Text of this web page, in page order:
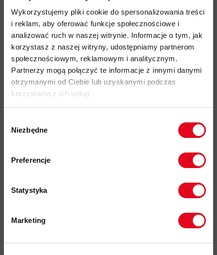
Wykorzystujemy pliki cookie do spersonalizowania treści
i reklam, aby oferować funkcje społecznościowe i
analizować ruch w naszej witrynie. Informacje o tym, jak
korzystasz z naszej witryny, udostępniamy partnerom
społecznościowym, reklamowym i analitycznym.
Partnerzy mogą połączyć te informacje z innymi danymi
otrzymanymi od Ciebie lub uzyskanymi podczas
korzystania z ich usług.
zgody
Niezbędne
Preferencje
Statystyka
Marketing
wilgoć połączenia nylonu z elastanem
lekko zaokrąglony daszek pozostaje płaski i nie przeszkadza
podczas aktywności
płaskie wykończenie umożliwia dopasowanie czapki pod
kask wspinaczkowy lub rowerowy
wewnętrzna, miękka opaska z siateczki wchłaniająca pot
regulowane zapięcie przy pomocy ściągacza łatwe do
obsługi jedną ręką
model dostępny w dwóch rozmiarach S/M oraz L/XL
certyfikaty środowiskowe: bluesign
zgodnie z Polityką prywatności.